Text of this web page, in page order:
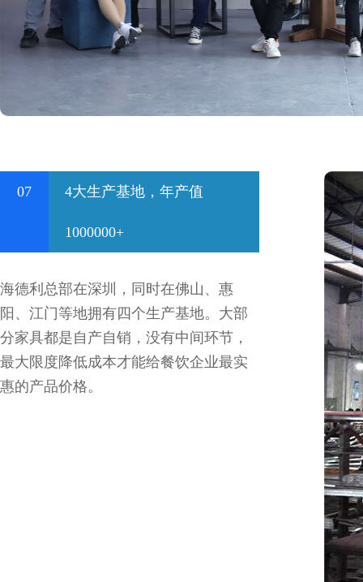
07 4大生产基地，年产值
1000000+
海德利总部在深圳，同时在佛山、惠
阳、江门等地拥有四个生产基地。大部
分家具都是自产自销，没有中间环节，
最大限度降低成本才能给餐饮企业最实
惠的产品价格。